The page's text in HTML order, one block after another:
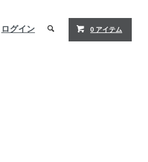
ログイン 0 アイテム